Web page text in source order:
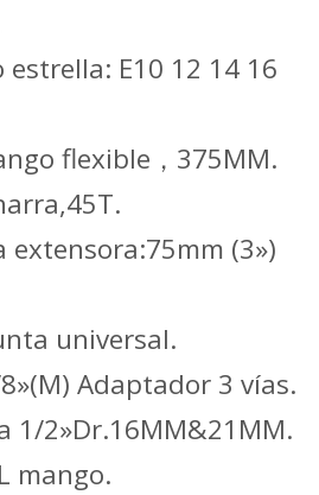
estrella: E10 12 14 16
flexible，375MM.
extensora:75mm (3»)
universal.
Adaptador 3 vías.
1/2»Dr.16MM&21MM.
mango.